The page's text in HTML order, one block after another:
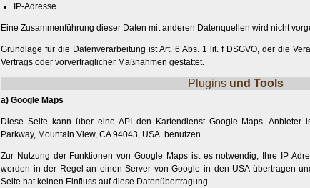
IP-Adresse
Eine Zusammenführung dieser Daten mit anderen Datenquellen wird nicht
Grundlage für die Datenverarbeitung ist Art. 6 Abs. 1 lit. f DSGVO, der die
Vertrags oder vorvertraglicher Maßnahmen gestattet.
Plugins und Tools
a) Google Maps
Diese Seite kann über eine API den Kartendienst Google Maps. Anbieter
Parkway, Mountain View, CA 94043, USA. benutzen.
Zur Nutzung der Funktionen von Google Maps ist es notwendig, Ihre IP
werden in der Regel an einen Server von Google in den USA übertragen
Seite hat keinen Einfluss auf diese Datenübertragung.